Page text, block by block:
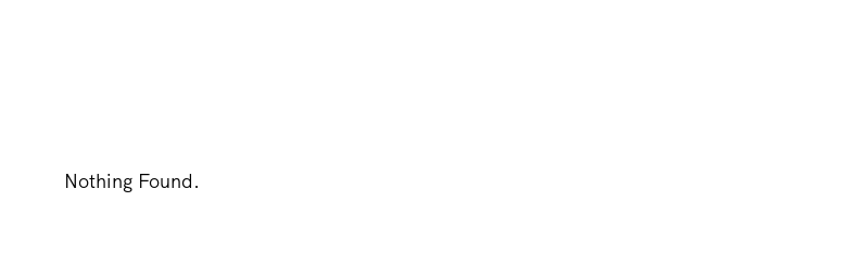
Nothing Found.